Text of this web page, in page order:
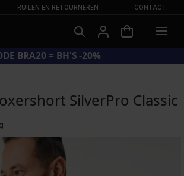
RUILEN EN RETOURNEREN CONTACT
BRA20 = BH'S -20%
SilverPro Classic